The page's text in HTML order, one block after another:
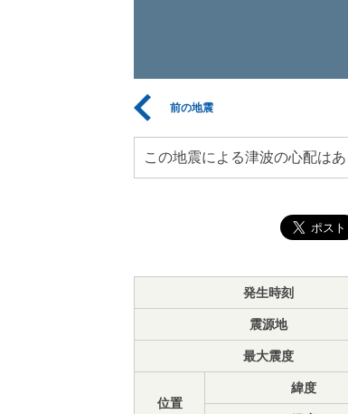
前の地震
この地震による津波の心配はあ
発生時刻
震源地
最大震度
位置
緯度